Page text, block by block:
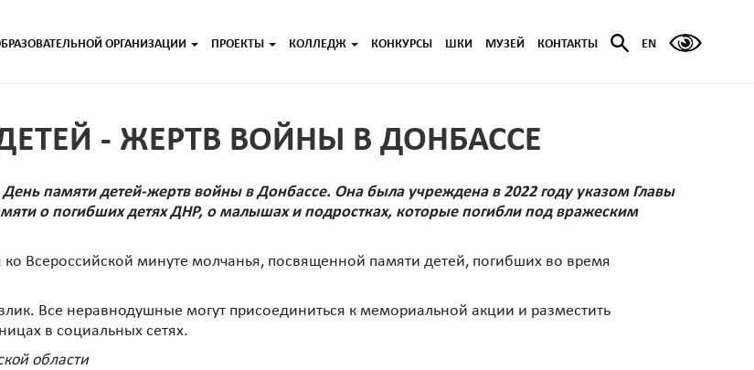
ОРГАНИЗАЦИИ ПРОЕКТЫ КОЛЛЕДЖ КОНКУРСЫ ШКИ МУЗЕЙ КОНТАКТЫ EN
- ЖЕРТВ ВОЙНЫ В ДОНБАССЕ
памяти детей-жертв войны в Донбассе. Она была учреждена в 2022 году указом Главы
о погибших детях ДНР, о малышах и подростках, которые погибли под вражеским
Всероссийской минуте молчанья, посвященной памяти детей, погибших во время
Все неравнодушные могут присоединиться к мемориальной акции и разместить
в социальных сетях.
области